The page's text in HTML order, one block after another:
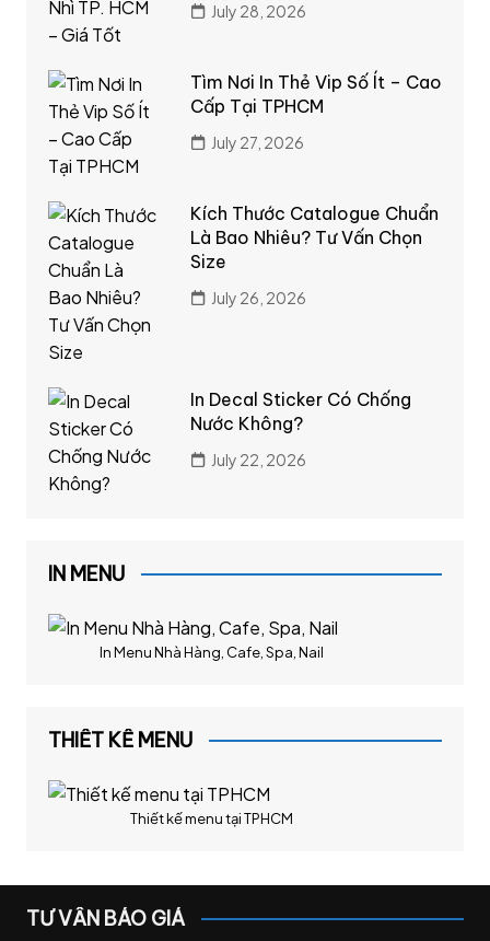
July 28, 2026
Tìm Nơi In Thẻ Vip Số Ít – Cao
Cấp Tại TPHCM
July 27, 2026
Kích Thước Catalogue Chuẩn
Là Bao Nhiêu? Tư Vấn Chọn
Size
July 26, 2026
In Decal Sticker Có Chống
Nước Không?
July 22, 2026
IN MENU
In Menu Nhà Hàng, Cafe, Spa, Nail
THIẾT KẾ MENU
Thiết kế menu tại TPHCM
TƯ VẤN BÁO GIÁ